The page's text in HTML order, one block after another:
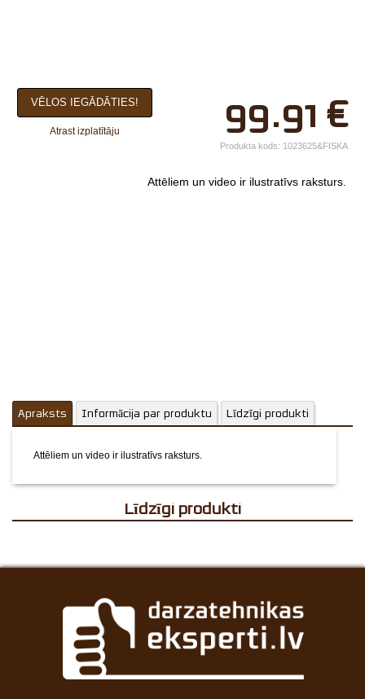
×
Jūsu vārds*
Uzņēmuma
99.91 €
VĒLOS IEGĀDĀTIES!
Atrast izplatītāju
Produkta kods: 1023625&FISKA
Attēliem un video ir ilustratīvs raksturs.
Apraksts Informācija par produktu Līdzīgi produkti
Attēliem un video ir ilustratīvs raksturs.
Līdzīgi produkti